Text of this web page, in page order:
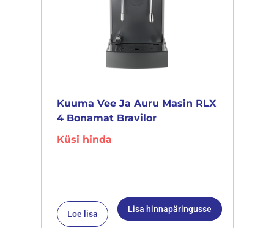
Kuuma Vee Ja Auru Masin RLX
4 Bonamat Bravilor
Küsi hinda
Loe lisa Lisa hinnapäringusse